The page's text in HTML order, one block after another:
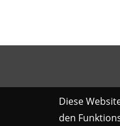
Diese
den